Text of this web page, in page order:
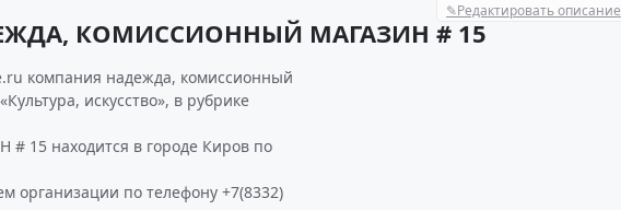
✎Редактировать описание
КОМИССИОННЫЙ МАГАЗИН # 15
компания надежда, комиссионный
искусство», в рубрике
находится в городе Киров по
организации по телефону +7(8332)